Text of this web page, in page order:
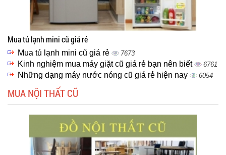
Mua tủ lạnh mini cũ giá rẻ
Mua tủ lạnh mini cũ giá rẻ 7673
Kinh nghiệm mua máy giặt cũ giá rẻ bạn nên biết 6761
Những dạng máy nước nóng cũ giá rẻ hiện nay 6054
MUA NỘI THẤT CŨ